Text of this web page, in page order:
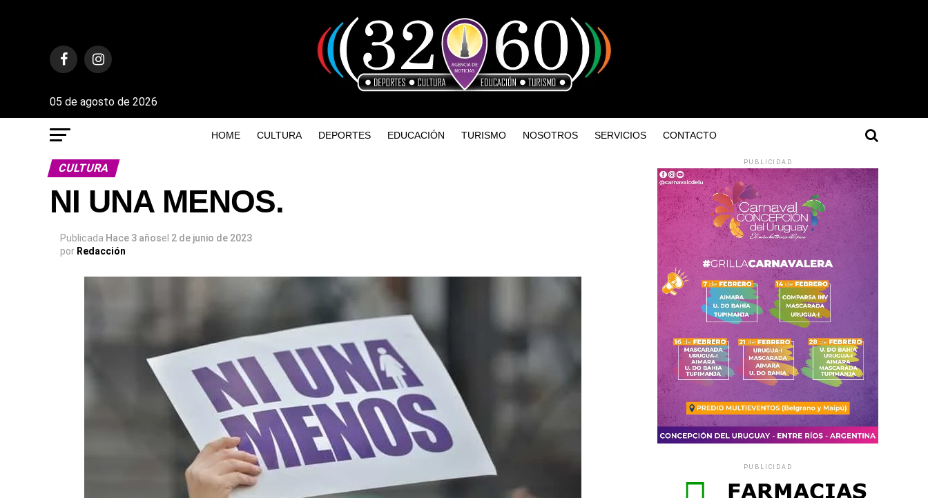
05 de agosto de 2026
HOME CULTURA DEPORTES EDUCACIÓN TURISMO NOSOTROS SERVICIOS CONTACTO
CULTURA
NI UNA MENOS.
Publicada Hace 3 añosel 2 de junio de 2023
por Redacción
PUBLICIDAD
PUBLICIDAD